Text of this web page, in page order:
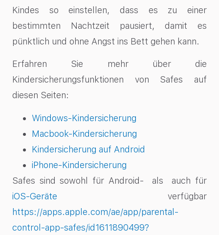
Kindes so einstellen, dass es zu einer
bestimmten Nachtzeit pausiert, damit es
pünktlich und ohne Angst ins Bett gehen kann.
Erfahren Sie mehr über die
Kindersicherungsfunktionen von Safes auf
diesen Seiten:
Windows-Kindersicherung
Macbook-Kindersicherung
Kindersicherung auf Android
iPhone-Kindersicherung
Safes sind sowohl für Android- als auch für
iOS-Geräte verfügbar
https://apps.apple.com/ae/app/parental-
control-app-safes/id1611890499?